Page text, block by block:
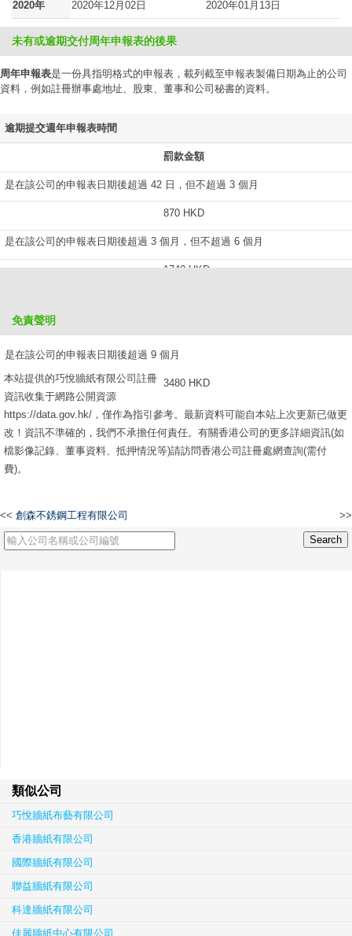
2020年 2020年12月02日 2020年01月13日
未有或逾期交付周年申報表的後果
周年申報表是一份具指明格式的申報表，載列截至申報表製備日期為止的公司
資料，例如註冊辦事處地址、股東、董事和公司秘書的資料。
逾期提交週年申報表時間
罰款金額
是在該公司的申報表日期後超過 42 日，但不超過 3 個月
870 HKD
是在該公司的申報表日期後超過 3 個月，但不超過 6 個月
1740 HKD
是在該公司的申報表日期後超過 9 個月
3480 HKD
免責聲明
本站提供的巧悅牆紙有限公司註冊
資訊收集于網路公開資源
https://data.gov.hk/，僅作為指引參考。最新資料可能自本站上次更新已做更
改！資訊不準確的，我們不承擔任何責任。有關香港公司的更多詳細資訊(如
檔影像記錄、董事資料、抵押情況等)請訪問香港公司註冊處網查詢(需付
費)。
<< 創森不銹鋼工程有限公司 >>
類似公司
巧悅牆紙布藝有限公司
香港牆紙有限公司
國際牆紙有限公司
聯益牆紙有限公司
科達牆紙有限公司
佳麗牆紙中心有限公司